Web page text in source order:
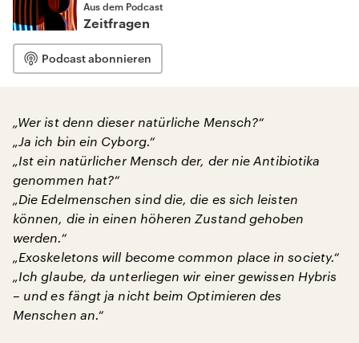
Aus dem Podcast
Zeitfragen
Podcast abonnieren
„Wer ist denn dieser natürliche Mensch?“
„Ja ich bin ein Cyborg.“
„Ist ein natürlicher Mensch der, der nie Antibiotika
genommen hat?“
„Die Edelmenschen sind die, die es sich leisten
können, die in einen höheren Zustand gehoben
werden.“
„Exoskeletons will become common place in society.“
„Ich glaube, da unterliegen wir einer gewissen Hybris
– und es fängt ja nicht beim Optimieren des
Menschen an.“